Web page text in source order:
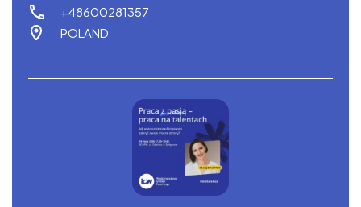
+48600281357
POLAND